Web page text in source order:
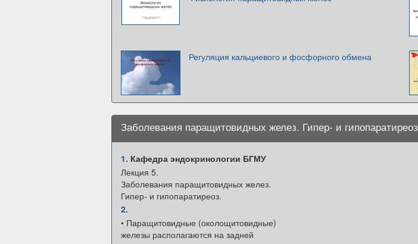
Регуляция кальциевого и фосфорного обмена
Заболевания паращитовидных желез. Гипер- и гипопаратиреоз
1. Кафедра эндокринологии БГМУ
Лекция 5.
Заболевания паращитовидных желез.
Гипер- и гипопаратиреоз.
2.
• Паращитовидные (околощитовидные)
железы располагаются на задней